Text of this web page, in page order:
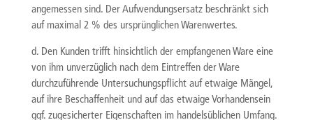
angemessen sind. Der Aufwendungsersatz beschränkt sich
auf maximal 2 % des ursprünglichen Warenwertes.
d. Den Kunden trifft hinsichtlich der empfangenen Ware eine
von ihm unverzüglich nach dem Eintreffen der Ware
durchzuführende Untersuchungspflicht auf etwaige Mängel,
auf ihre Beschaffenheit und auf das etwaige Vorhandensein
ggf. zugesicherter Eigenschaften im handelsüblichen Umfang.